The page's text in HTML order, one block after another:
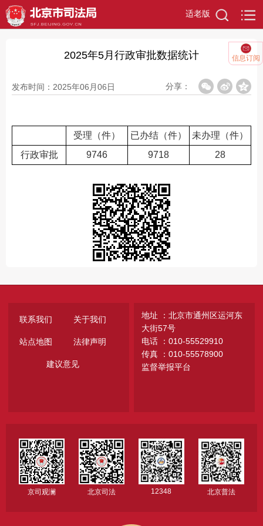
适老版
信息订阅
2025年5月行政审批数据统计
发布时间：2025年06月06日 分享：
受理（件） 已办结（件）
未办理（件）
行政审批
9746 9718 28
联系我们 关于我们
站点地图 法律声明
建议意见
地址 ：北京市通州区运河东
大街57号
电话 ：010-55529910
传真 ：010-55578900
监督举报平台
京司观澜 北京司法 12348 北京普法